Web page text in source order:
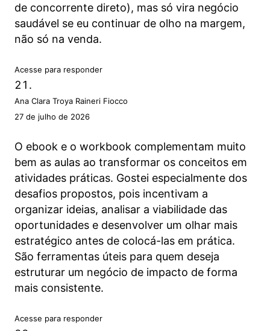
de concorrente direto), mas só vira negócio
saudável se eu continuar de olho na margem,
não só na venda.
Acesse para responder
Ana Clara Troya Raineri Fiocco
27 de julho de 2026
O ebook e o workbook complementam muito
bem as aulas ao transformar os conceitos em
atividades práticas. Gostei especialmente dos
desafios propostos, pois incentivam a
organizar ideias, analisar a viabilidade das
oportunidades e desenvolver um olhar mais
estratégico antes de colocá-las em prática.
São ferramentas úteis para quem deseja
estruturar um negócio de impacto de forma
mais consistente.
Acesse para responder